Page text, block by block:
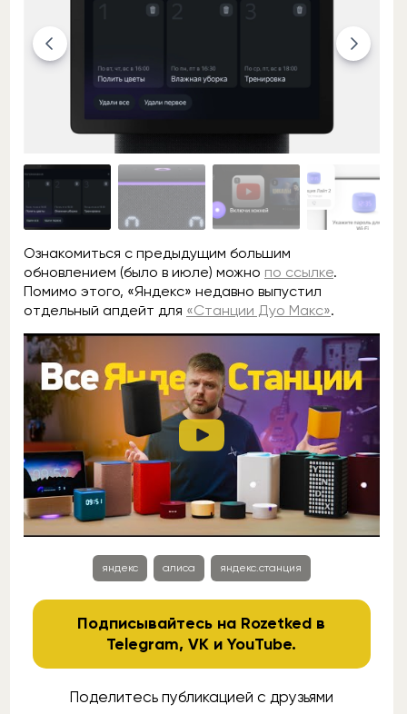
Ознакомиться с предыдущим большим
обновлением (было в июле) можно по ссылке.
Помимо этого, «Яндекс» недавно выпустил
отдельный апдейт для «Станции Дуо Макс».
яндекс алиса яндекс.станция
Подписывайтесь на Rozetked в
Telegram,VK иYouTube.
Поделитесь публикацией с друзьями